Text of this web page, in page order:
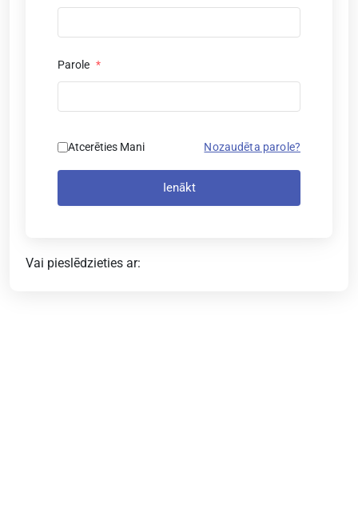
Parole *
Atcerēties Mani Nozaudēta parole?
Ienākt
Vai pieslēdzieties ar: